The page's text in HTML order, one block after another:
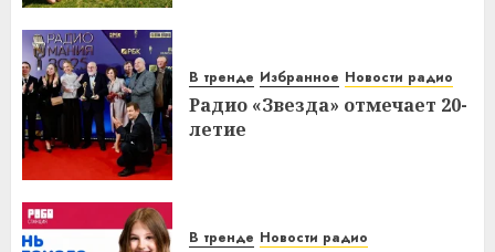
В тренде Избранное Новости радио
Радио «Звезда» отмечает 20-
летие
В тренде Новости радио